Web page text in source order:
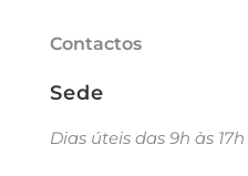
Contactos
Sede
Dias úteis das 9h às 17h